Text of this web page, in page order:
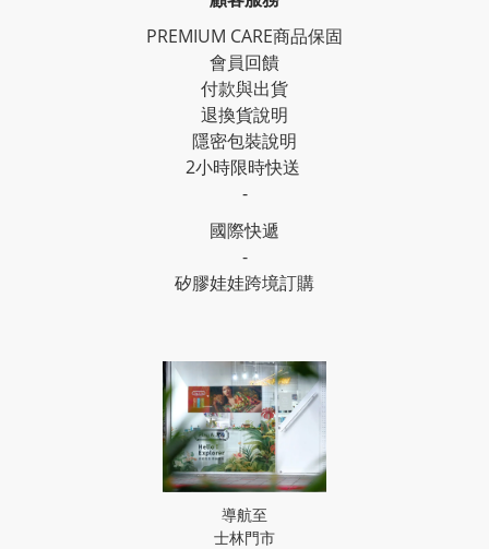
PREMIUM CARE商品保固
會員回饋
付款與出貨
退換貨說明
隱密包裝說明
2小時限時快送
-
國際快遞
-
矽膠娃娃跨境訂購
導航至
士林門市